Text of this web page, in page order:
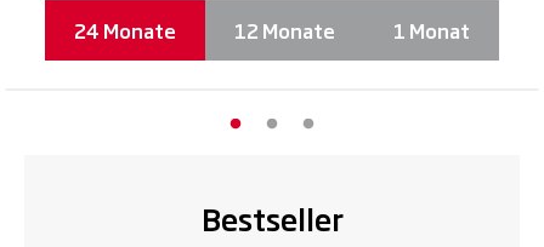
24 Monate 12 Monate 1 Monat
Bestseller